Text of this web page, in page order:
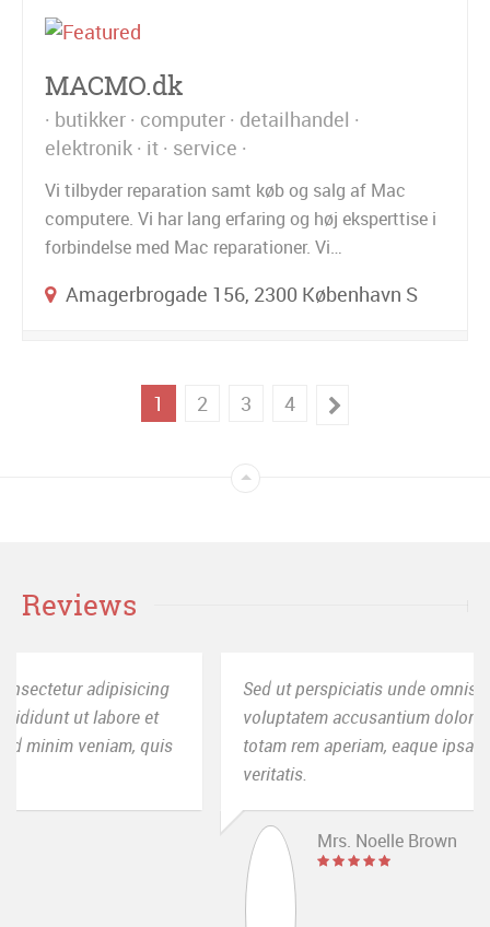
MACMO.dk
butikker computer detailhandel
elektronik it service
Vi tilbyder reparation samt køb og salg af Mac
computere. Vi har lang erfaring og høj eksperttise i
forbindelse med Mac reparationer. Vi…
Amagerbrogade 156, 2300 København S
1 2 3 4
Reviews
Sed ut perspiciatis unde omnis iste natus error sit
voluptatem accusantium doloremque laudantium,
totam rem aperiam, eaque ipsa quae ab illo inventore
Mrs. Noelle Brown